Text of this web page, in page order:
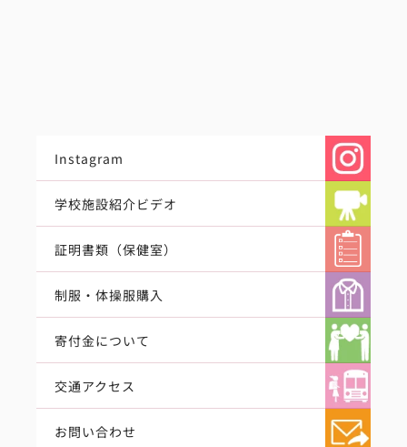
Instagram
学校施設紹介ビデオ
証明書類（保健室）
制服・体操服購入
寄付金について
交通アクセス
お問い合わせ